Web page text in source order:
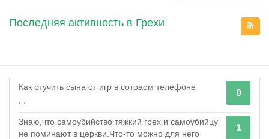
Последняя активность в Грехи
0
Как отучить сына от игр в сотоаом телефоне
...
1
Знаю,что самоубийство тяжкий грех и самоубийцу
не поминают в церкви.Что-то можно для него